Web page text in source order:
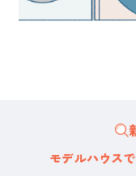
モデルハウスで